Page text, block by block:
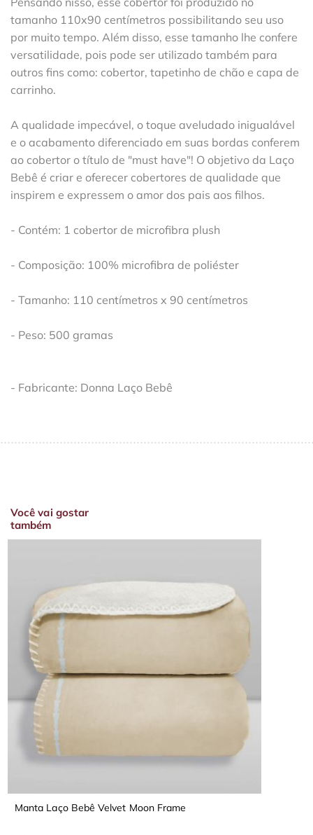
tamanho 110x90 centímetros possibilitando seu uso
por muito tempo. Além disso, esse tamanho lhe confere
versatilidade, pois pode ser utilizado também para
outros fins como: cobertor, tapetinho de chão e capa de
carrinho.
A qualidade impecável, o toque aveludado inigualável
e o acabamento diferenciado em suas bordas conferem
ao cobertor o título de "must have"! O objetivo da Laço
Bebê é criar e oferecer cobertores de qualidade que
inspirem e expressem o amor dos pais aos filhos.
- Contém: 1 cobertor de microfibra plush
- Composição: 100% microfibra de poliéster
- Tamanho: 110 centímetros x 90 centímetros
- Peso: 500 gramas
- Fabricante: Donna Laço Bebê
Você vai gostar
também
Manta Laço Bebê Velvet Moon Frame